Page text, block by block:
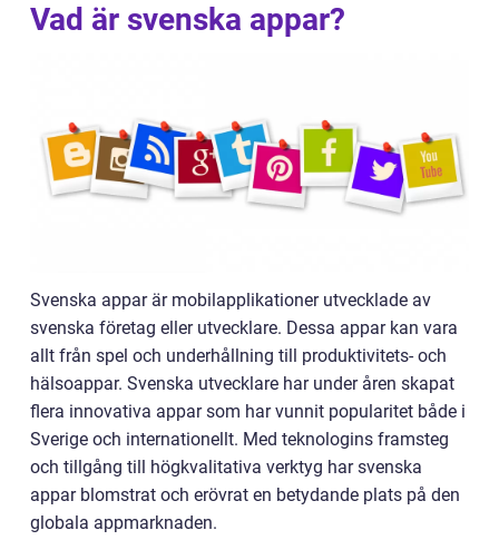
Vad är svenska appar?
Svenska appar är mobilapplikationer utvecklade av
svenska företag eller utvecklare. Dessa appar kan vara
allt från spel och underhållning till produktivitets- och
hälsoappar. Svenska utvecklare har under åren skapat
flera innovativa appar som har vunnit popularitet både i
Sverige och internationellt. Med teknologins framsteg
och tillgång till högkvalitativa verktyg har svenska
appar blomstrat och erövrat en betydande plats på den
globala appmarknaden.